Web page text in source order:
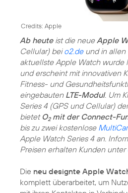
Credits: Apple
Ab heuteist die neueApple
Cellular) beio2.deund in allen
aktuellste Apple Watch wurde
und erscheint mit innovativen
Fitness- und
eingebauten LTE-Modul. Um
Series 4 (GPS und Cellular)
bietet O2mit der Connect-
bis zu zwei kostenlose
Apple Watch Series 4 an.
Preisen erhalten Kunden unter
Die neu designte Apple
komplett überarbeitet, um